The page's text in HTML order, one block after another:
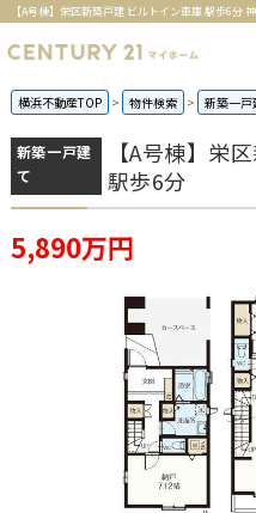
横浜不動産TOP 物件検索 新築一戸
新築一戸建
て
【A号棟】栄
駅歩6分
5,890万円